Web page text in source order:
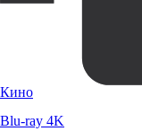
Кино
Blu-ray 4K